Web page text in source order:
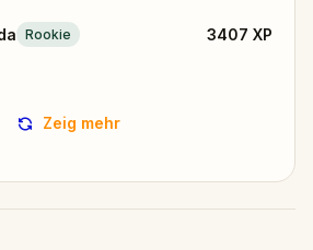
Rookie 3407 XP
Zeig mehr